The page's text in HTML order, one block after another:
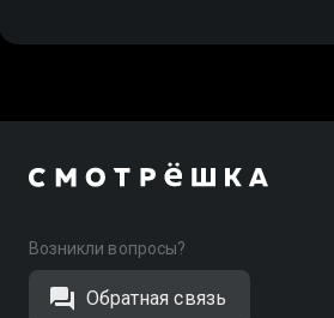
Возникли вопросы?
Обратная связь